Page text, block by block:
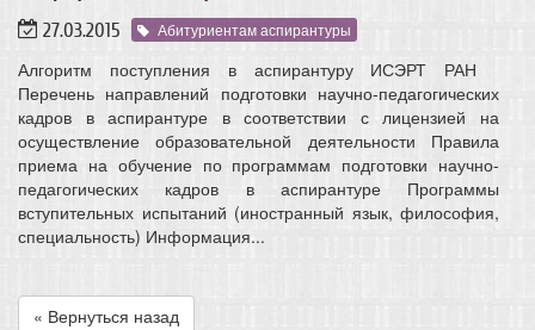
27.03.2015 Абитуриентам аспирантуры
Алгоритм поступления в аспирантуру ИСЭРТ РАН
Перечень направлений подготовки научно-педагогических
кадров в аспирантуре в соответствии с лицензией на
осуществление образовательной деятельности Правила
приема на обучение по программам подготовки научно-
педагогических кадров в аспирантуре Программы
вступительных испытаний (иностранный язык, философия,
специальность) Информация...
« Вернуться назад